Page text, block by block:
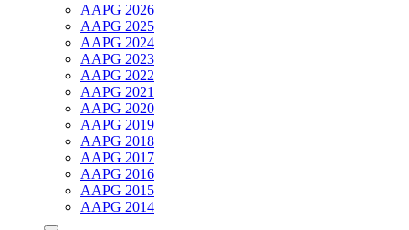
AAPG 2026
AAPG 2025
AAPG 2024
AAPG 2023
AAPG 2022
AAPG 2021
AAPG 2020
AAPG 2019
AAPG 2018
AAPG 2017
AAPG 2016
AAPG 2015
AAPG 2014